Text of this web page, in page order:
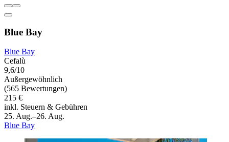
Blue Bay
Blue Bay
Cefalù
9,6/10
Außergewöhnlich
(565 Bewertungen)
215 €
inkl. Steuern & Gebühren
25. Aug.–26. Aug.
Blue Bay